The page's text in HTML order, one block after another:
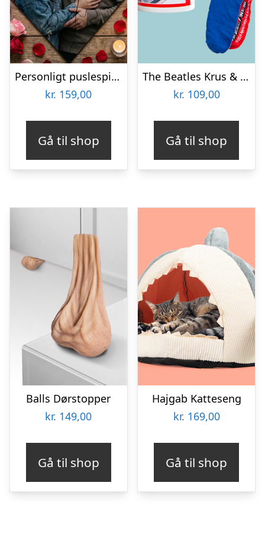
Personligt puslespil med Billede – Hjerte
kr. 159,00
Gå til shop
The Beatles Krus & Strømper Gavesæt
kr. 109,00
Gå til shop
Balls Dørstopper
kr. 149,00
Gå til shop
Hajgab Katteseng
kr. 169,00
Gå til shop